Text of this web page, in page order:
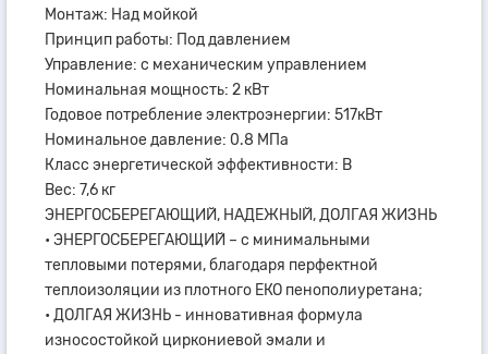
Монтаж: Над мойкой
Принцип работы: Под давлением
Управление: с механическим управлением
Номинальная мощность: 2 кВт
Годовое потребление электроэнергии: 517кВт
Номинальное давление: 0.8 МПа
Класс энергетической эффективности: B
Вес: 7,6 кг
ЭНЕРГОСБЕРЕГАЮЩИЙ, НАДЕЖНЫЙ, ДОЛГАЯ ЖИЗНЬ
• ЭНЕРГОСБЕРЕГАЮЩИЙ – с минимальными
тепловыми потерями, благодаря перфектной
теплоизоляции из плотного ЕКО пенополиуретана;
• ДОЛГАЯ ЖИЗНЬ - инновативная формула
износостойкой циркониевой эмали и